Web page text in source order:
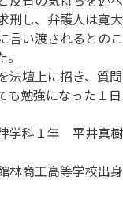
刑し、弁護人は寛大
言い渡されるとのこ
法壇上に招き、質問
も勉強になった１日
学科１年 平井真樹
林商工高等学校出身